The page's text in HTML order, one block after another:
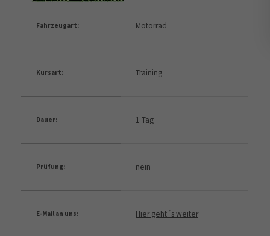
Fahrzeugart: Motorrad
Kursart: Training
Dauer: 1 Tag
Prüfung: nein
E-Mail an uns: Hier geht´s weiter